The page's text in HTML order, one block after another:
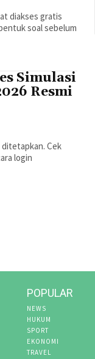
diakses gratis
soal sebelum
Simulasi
Resmi
ditetapkan. Cek
login
POPULAR
NEWS
HUKUM
SPORT
EKONOMI
TRAVEL